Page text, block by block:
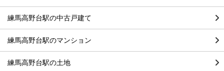
練馬高野台駅の中古戸建て
練馬高野台駅のマンション
練馬高野台駅の土地